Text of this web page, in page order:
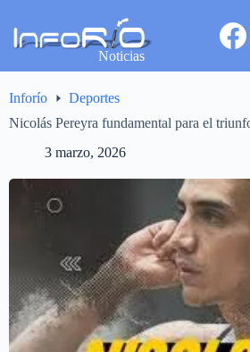
Noticias
Inforío
Deportes
Nicolás Pereyra fundamental para el
3 marzo, 2026